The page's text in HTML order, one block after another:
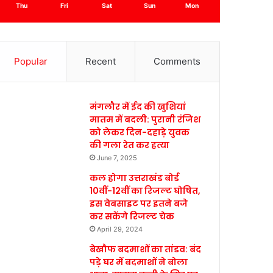
Thu Fri Sat Sun Mon
Popular Recent Comments
मंगलौर में ईद की खुशियां
मातम में बदली: पुरानी रंजिश
को लेकर दिन-दहाड़े युवक
की गला रेत कर हत्या
June 7, 2025
कल होगा उत्तराखंड बोर्ड
10वीं-12वीं का रिजल्ट घोषित,
इस वेबसाइट पर इतने बजे
कर सकेंगे रिजल्ट चेक
April 29, 2024
बेखौफ बदमाशों का तांडव: बंद
पड़े घर में बदमाशों ने बोला